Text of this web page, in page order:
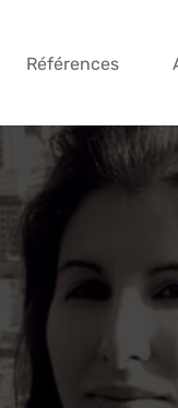
Références